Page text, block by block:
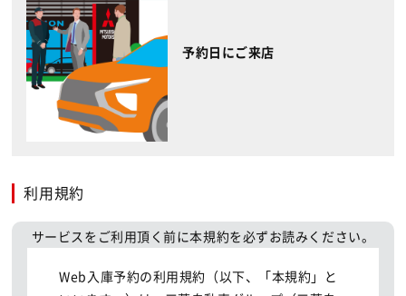
予約日にご来店
利用規約
サービスをご利用頂く前に本規約を必ずお読みください。
Web入庫予約の利用規約（以下、「本規約」と